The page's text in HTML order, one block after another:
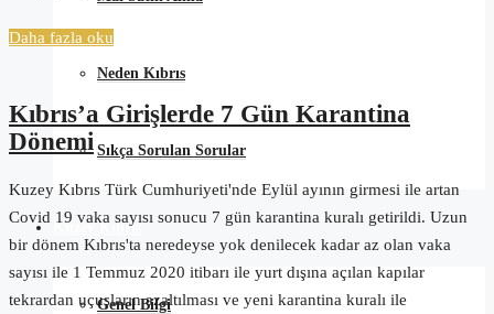
Neden Kıbrıs
Sıkça Sorulan Sorular
Kuzey Kıbrıs
Genel Bilgi
Daha fazla oku
Kıbrıs’a Girişlerde 7 Gün Karantina
Dönemi
Kuzey Kıbrıs Türk Cumhuriyeti'nde Eylül ayının girmesi ile artan
Covid 19 vaka sayısı sonucu 7 gün karantina kuralı getirildi. Uzun
bir dönem Kıbrıs'ta neredeyse yok denilecek kadar az olan vaka
sayısı ile 1 Temmuz 2020 itibarı ile yurt dışına açılan kapılar
tekrardan uçuşların azaltılması ve yeni karantina kuralı ile